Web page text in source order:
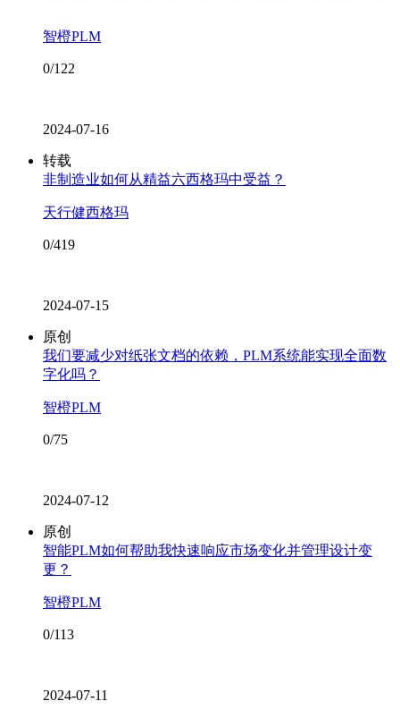
智橙PLM
0/122
2024-07-16
转载
非制造业如何从精益六西格玛中受益？
天行健西格玛
0/419
2024-07-15
原创
我们要减少对纸张文档的依赖，PLM系统能实现全面数
字化吗？
智橙PLM
0/75
2024-07-12
原创
智能PLM如何帮助我快速响应市场变化并管理设计变
更？
智橙PLM
0/113
2024-07-11